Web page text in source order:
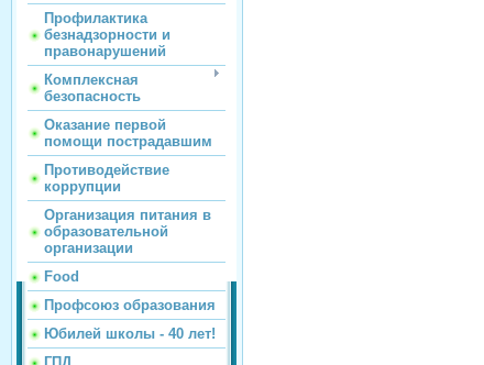
Профилактика
безнадзорности и
правонарушений
Комплексная
безопасность
Оказание первой
помощи пострадавшим
Противодействие
коррупции
Организация питания в
образовательной
организации
Food
Профсоюз образования
Юбилей школы - 40 лет!